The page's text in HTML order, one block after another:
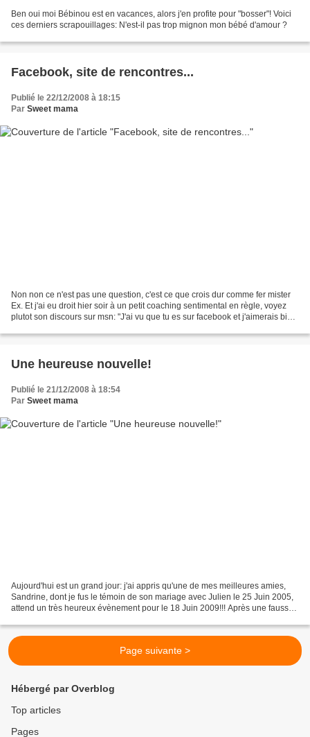
Ben oui moi Bébinou est en vacances, alors j'en profite pour "bosser"! Voici
ces derniers scrapouillages: N'est-il pas trop mignon mon bébé d'amour ?
Facebook, site de rencontres...
Publié le 22/12/2008 à 18:15
Par Sweet mama
Non non ce n'est pas une question, c'est ce que crois dur comme fer mister
Ex. Et j'ai eu droit hier soir à un petit coaching sentimental en règle, voyez
plutot son discours sur msn: "J'ai vu que tu es sur facebook et j'aimerais bien
Une heureuse nouvelle!
Publié le 21/12/2008 à 18:54
Par Sweet mama
Aujourd'hui est un grand jour: j'ai appris qu'une de mes meilleures amies,
Sandrine, dont je fus le témoin de son mariage avec Julien le 25 Juin 2005,
attend un très heureux évènement pour le 18 Juin 2009!!! Après une fausse
Page suivante >
Hébergé par Overblog
Top articles
Pages